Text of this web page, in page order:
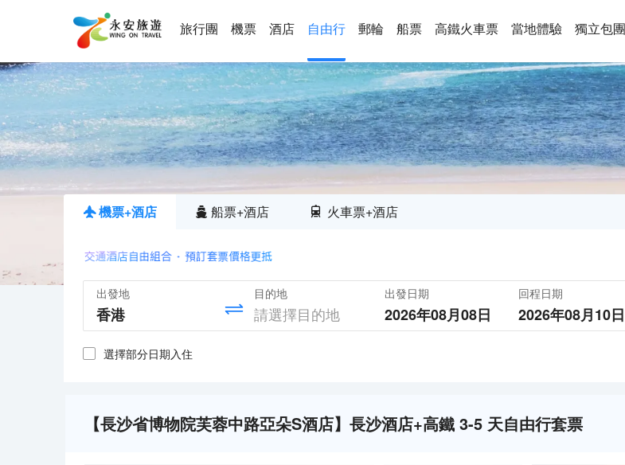
旅行團 機票 酒店 自由行 郵輪 船票 高鐵火車票 當地體驗 獨立包團
機票+酒店 船票+酒店 火車票+酒店
出發地 目的地 出發日期
2026年08月08日
回程日期
2026年08月10日
選擇部分日期入住
【長沙省博物院芙蓉中路亞朵S酒店】長沙酒店+高鐵 3-5 天自由行套票